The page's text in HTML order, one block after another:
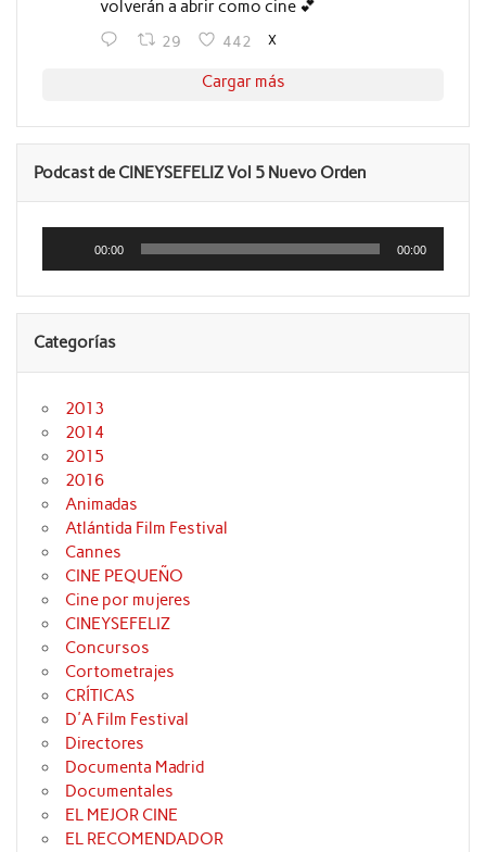
volverán a abrir como cine 💕
29 442 X
Cargar más
Podcast de CINEYSEFELIZ Vol 5 Nuevo Orden
Reproductor
audio
00:00 00:00
Categorías
2013
2014
2015
2016
Animadas
Atlántida Film Festival
Cannes
CINE PEQUEÑO
Cine por mujeres
CINEYSEFELIZ
Concursos
Cortometrajes
CRÍTICAS
D'A Film Festival
Directores
Documenta Madrid
Documentales
EL MEJOR CINE
EL RECOMENDADOR